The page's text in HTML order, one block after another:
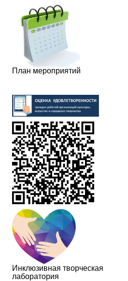
План мероприятий
Инклюзивная творческая
лаборатория